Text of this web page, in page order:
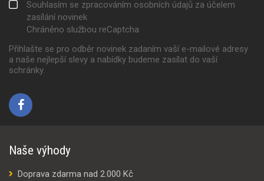
Souhlasím se zpracováním osobních údajů za účelem
zasílání novinek
Chráněno službou reCaptcha
Přihlašte se pro odběr novinek zadaním vaší e-mailové adresy
a naše nejlepší slevy a nabídky budeme zasílat do vaší
schránky.
Naše výhody
Doprava zdarma nad 2.000 Kč